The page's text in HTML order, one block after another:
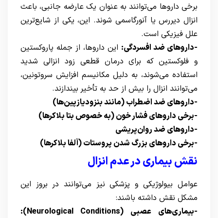
برخی داروها می‌توانند به عنوان یک عارضه جانبی، باعث
انزال دیررس یا آنورگاسمی شوند. این، یکی از شایع‌ترین
علل فیزیکی است.
-داروهای ضد افسردگی: این داروها، از جمله پاروکستین
و فلوکستین که برای درمان قطعی زود انزالی شدید
استفاده می‌شوند، به دلیل مکانیسم افزایش سروتونین،
می‌توانند انزال را بیش از حد به تأخیر بیندازند.
-داروهای ضد اضطراب (مانند بنزودیازپین‌ها)
-برخی داروهای فشار خون (به خصوص بتا بلاکرها)
-داروهای ضد روان‌پریشی
-برخی داروهای بزرگ شدن پروستات (آلفا بلاکرها)
نقش بیماری‌ در عدم انزال
عوامل بیولوژیکی و پزشکی نیز می‌توانند در بروز این
مشکل نقش داشته باشند:
-بیماری‌های عصبی (Neurological Conditions):